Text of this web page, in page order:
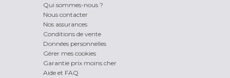
Qui sommes-nous ?
Nous contacter
Nos assurances
Conditions de vente
Données personnelles
Gérer mes cookies
Garantie prix moins cher
Aide et FAQ